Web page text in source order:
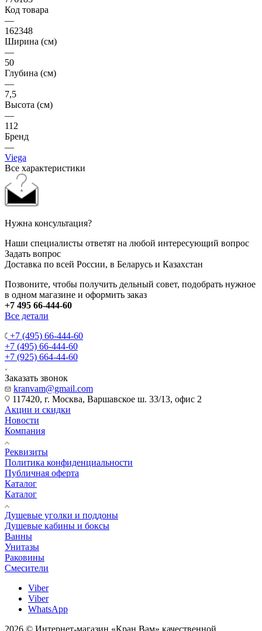
Код товара
—
162348
Ширина (см)
—
50
Глубина (см)
—
7,5
Высота (см)
—
112
Бренд
—
Viega
Все характеристики
Нужна консультация?
Наши специалисты ответят на любой интересующий вопрос
Задать вопрос
Доставка по всей России, в Беларусь и Казахстан
Позвоните, чтобы получить дельный совет, подобрать нужное
в одном магазине и оформить заказ
+7 495 66-444-60
Все детали
+7 (495) 66-444-60
+7 (495) 66-444-60
+7 (925) 664-44-60
Заказать звонок
kranvam@gmail.com
117420, г. Москва, Варшавское ш. 33/13, офис 2
Акции и скидки
Новости
Компания
Реквизиты
Политика конфиденциальности
Публичная оферта
Каталог
Каталог
Душевые уголки и поддоны
Душевые кабины и боксы
Ванны
Унитазы
Раковины
Смесители
Viber
Viber
WhatsApp
2026 © Интернет-магазин «Кран Вам» качественной